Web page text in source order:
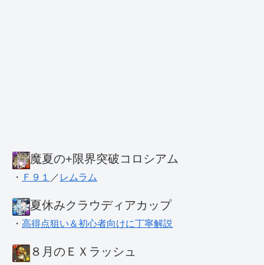
魔夏の+限界突破コロシアム
・ Ｆ９１ ／ レムラム
夏休みクラウディアカップ
・ 高得点狙い＆初心者向けに丁寧解説
８月のＥＸラッシュ